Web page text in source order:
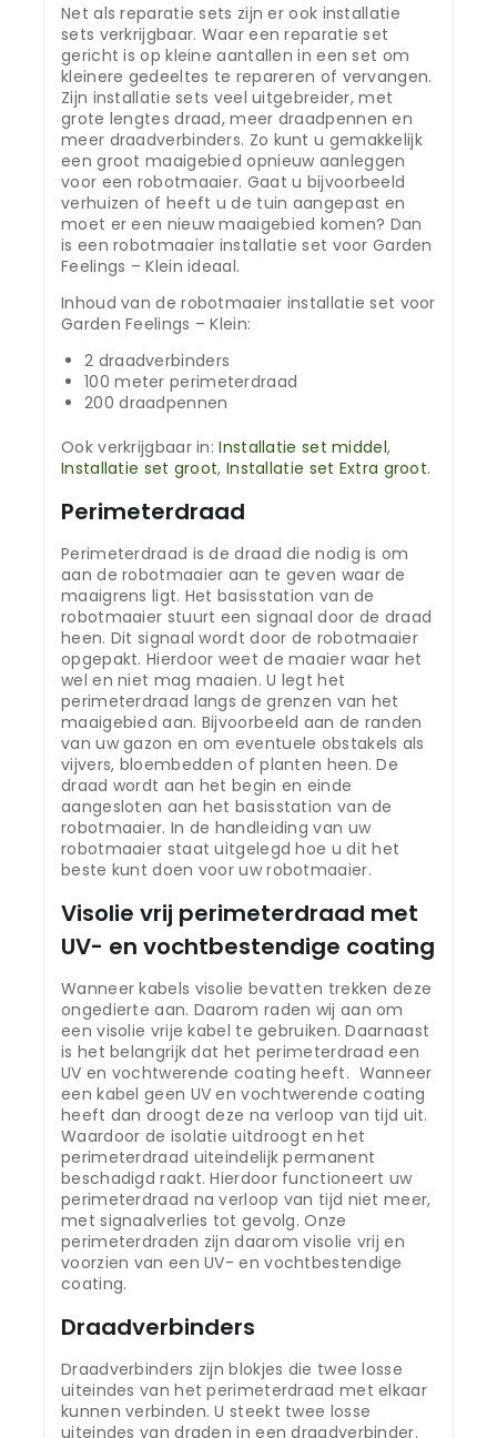
Net als reparatie sets zijn er ook installatie
sets verkrijgbaar. Waar een reparatie set
gericht is op kleine aantallen in een set om
kleinere gedeeltes te repareren of vervangen.
Zijn installatie sets veel uitgebreider, met
grote lengtes draad, meer draadpennen en
meer draadverbinders. Zo kunt u gemakkelijk
een groot maaigebied opnieuw aanleggen
voor een robotmaaier. Gaat u bijvoorbeeld
verhuizen of heeft u de tuin aangepast en
moet er een nieuw maaigebied komen? Dan
is een robotmaaier installatie set voor Garden
Feelings – Klein ideaal.
Inhoud van de robotmaaier installatie set voor
Garden Feelings – Klein:
2 draadverbinders
100 meter perimeterdraad
200 draadpennen
Ook verkrijgbaar in:Installatie set middel,
Installatie set groot, Installatie set Extra groot.
Perimeterdraad
Perimeterdraad is de draad die nodig is om
aan de robotmaaier aan te geven waar de
maaigrens ligt. Het basisstation van de
robotmaaier stuurt een signaal door de draad
heen. Dit signaal wordt door de robotmaaier
opgepakt. Hierdoor weet de maaier waar het
wel en niet mag maaien. U legt het
perimeterdraad langs de grenzen van het
maaigebied aan. Bijvoorbeeld aan de randen
van uw gazon en om eventuele obstakels als
vijvers, bloembedden of planten heen. De
draad wordt aan het begin en einde
aangesloten aan het basisstation van de
robotmaaier. In de handleiding van uw
robotmaaier staat uitgelegd hoe u dit het
beste kunt doen voor uw robotmaaier.
Visolie vrij perimeterdraad met
UV- en vochtbestendige coating
Wanneer kabels visolie bevatten trekken deze
ongedierte aan. Daarom raden wij aan om
een visolie vrije kabel te gebruiken. Daarnaast
is het belangrijk dat het perimeterdraad een
UV en vochtwerende coating heeft. Wanneer
een kabel geen UV en vochtwerende coating
heeft dan droogt deze na verloop van tijd uit.
Waardoor de isolatie uitdroogt en het
perimeterdraad uiteindelijk permanent
beschadigd raakt. Hierdoor functioneert uw
perimeterdraad na verloop van tijd niet meer,
met signaalverlies tot gevolg. Onze
perimeterdraden zijn daarom visolie vrij en
voorzien van een UV- en vochtbestendige
coating.
Draadverbinders
Draadverbinders zijn blokjes die twee losse
uiteindes van het perimeterdraad met elkaar
kunnen verbinden. U steekt twee losse
uiteindes van draden in een draadverbinder.